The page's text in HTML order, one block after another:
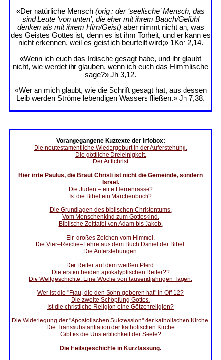
«Der natürliche Mensch (orig.: der ‘seelische’ Mensch, das
sind Leute ‘von unten’, die eher mit ihrem Bauch/Gefühl
denken als mit ihrem Hirn/Geist) aber nimmt nicht an, was
des Geistes Gottes ist, denn es ist ihm Torheit, und er kann es
nicht erkennen, weil es geistlich beurteilt wird;» 1Kor 2,14.
«Wenn ich euch das Irdische gesagt habe, und ihr glaubt
nicht, wie werdet ihr glauben, wenn ich euch das Himmlische
sage?» Jh 3,12.
«Wer an mich glaubt, wie die Schrift gesagt hat, aus dessen
Leib werden Ströme lebendigen Wassers fließen.» Jh 7,38.
Vorangegangene Kuztexte der Infobox:
Die neutestamentliche Wiedergeburt in der Auferstehung.
Die göttliche Dreieinigkeit.
Der Antichrist
Hier irrte Paulus, die Braut Christi ist nicht die Gemeinde, sondern
Israel.
Die Juden – eine Herrenrasse?
Ist die Bibel ein Märchenbuch?
Die Grundlagen des biblischen Christentums.
Vom Menschenkind zum Gotteskind.
Biblische Zeittafel von Adam bis Jakob.
Ein großes Zeichen vom Himmel.
Die Vier–Reiche–Lehre aus dem Buch Daniel der Bibel.
Die Auferstehungen.
Der Reiter auf dem weißen Pferd.
Die ersten beiden apokalyptischen Reiter??
Die Weltgeschichte: Eine Woche von tausendjährigen Tagen.
Wer ist die "Frau, die den Sohn geboren hat" in Off 12?
Die zweite Schöpfung Gottes.
Ist die christliche Religion eine Götzenreligion?
Die Widerlegung der "Apostolischen Sukzession" der katholischen Kirche.
Die Transsubstantiation der katholischen Kirche
Gibt es die Unsterblichkeit der Seele?
Die Heilsgeschichte in Kurzfassung.